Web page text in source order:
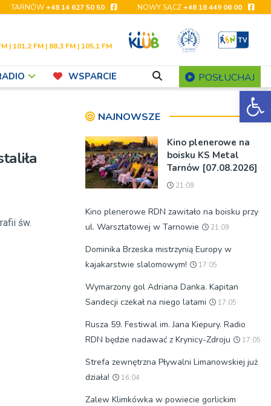
TARNÓW+48 14 627 50 50 NOWY SĄCZ+48 18 449 06 00
| 101,2 FM | 88,3 FM | 105,1 FM
WSPARCIE POSŁUCHAJ
św.
NAJNOWSZE
Kino plenerowe na
boisku KS Metal
Tarnów [07.08.2026]
21:09
Kino plenerowe RDN zawitało na boisku przy
ul. Warsztatowej w Tarnowie
21:09
Dominika Brzeska mistrzynią Europy w
kajakarstwie slalomowym!
17:05
Wymarzony gol Adriana Danka. Kapitan
Sandecji czekał na niego latami
17:05
Rusza 59. Festiwal im. Jana Kiepury. Radio
RDN będzie nadawać z Krynicy-Zdroju
17:05
Strefa zewnętrzna Pływalni Limanowskiej już
działa!
16:04
Zalew Klimkówka w powiecie gorlickim